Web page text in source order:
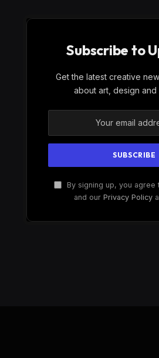
Subscribe to
Get the latest creative
about art, design and
By signing up, you agree
and our Privacy Policy